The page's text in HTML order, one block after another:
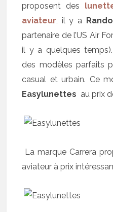
proposent des
aviateur , il y a
partenaire de l’US Air
il y a quelques
des modèles parfaits
casual et urbain. Ce
Easylunettes au prix
La marque Carrera
aviateur à prix